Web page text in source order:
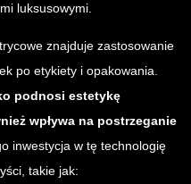
luksusowymi.
znajduje zastosowanie
po etykiety i opakowania.
podnosi estetykę
wpływa na postrzeganie
inwestycja w tę technologię
takie jak: